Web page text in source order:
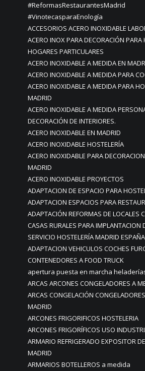
#ReformasRestaurantesMadrid
#VinotecasparaEnología
ACCESORIOS ACERO INOXIDABLE
ACERO INOX PARA DECORACIÓN PARA
HOGARES PARTICULARES
ACERO INOXIDABLE A MEDIDA EN
ACERO INOXIDABLE A MEDIDA PARA
ACERO INOXIDABLE A MEDIDA PARA
MADRID
ACERO INOXIDABLE A MEDIDA
DECORACIÓN DE INTERIORES.
ACERO INOXIDABLE EN MADRID
ACERO INOXIDABLE HOSTELERÍA
ACERO INOXIDABLE PARA
MADRID
ACERO INOXIDABLE PROYECTOS
ADAPTACION DE ESPACIO PARA
ADAPTACION ESPACIOS PARA
ADAPTACIÓN REFORMAS DE LOCALES
CASAS RURALES PARA IMPLANTACION
SERVICIO HOSTELERÍA MADRID ESPAÑA
ADAPTACION VEHICULOS COCHES
CONTENEDORES A FOOD TRUCK
apertura puesta en marcha
ARCAS ARCONES CONGELADORES A
ARCAS CONGELACIÓN
MADRID
ARCONES FRIGORIFICOS HOSTELERIA
ARCONES FRIGORÍFICOS USO
ARMARIO REFRIGERADO EXPOSITOR
MADRID
ARMARIOS BOTELLEROS a medida